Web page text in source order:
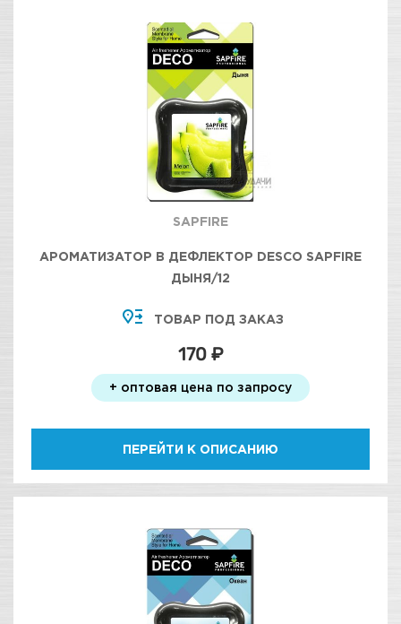
SAPFIRE
АРОМАТИЗАТОР В ДЕФЛЕКТОР DESCO SAPFIRE
ДЫНЯ/12
ТОВАР ПОД ЗАКАЗ
170 ₽
+ оптовая цена по запросу
ПЕРЕЙТИ К ОПИСАНИЮ